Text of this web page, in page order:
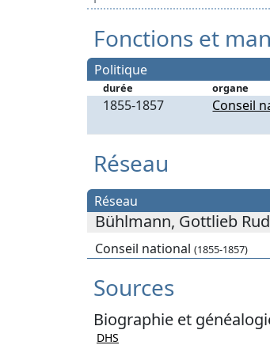
Fonctions et
Politique
durée organe
1855-1857 Conseil
Réseau
Réseau
Bühlmann, Gottlieb
Conseil national (1855-1857)
Sources
Biographie et
DHS